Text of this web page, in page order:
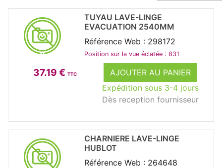
37.19 € TTC
AJOUTER AU PANIER
Expédition sous 3-4 jours
Dès reception fournisseur
TUYAU LAVE-LINGE
EVACUATION 2540MM
Référence Web : 298172
Position sur la vue éclatée : 831
CHARNIERE LAVE-LINGE
HUBLOT
Référence Web : 264648